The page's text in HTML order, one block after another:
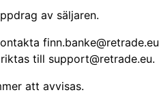
av säljaren.
finn.banke@retrade.eu
till support@retrade.eu.
att avvisas.